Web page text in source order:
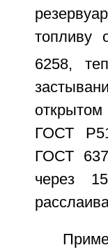
топливу
6258,
ГОСТ
ГОСТ
через